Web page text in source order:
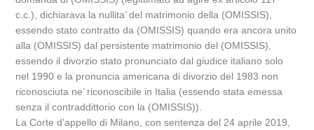
c.c.), dichiarava la nullita’ del matrimonio della (OMISSIS),
essendo stato contratto da (OMISSIS) quando era ancora unito
alla (OMISSIS) dal persistente matrimonio del (OMISSIS),
essendo il divorzio stato pronunciato dal giudice italiano solo
nel 1990 e la pronuncia americana di divorzio del 1983 non
riconosciuta ne’ riconoscibile in Italia (essendo stata emessa
senza il contraddittorio con la (OMISSIS)).
La Corte d’appello di Milano, con sentenza del 24 aprile 2019,